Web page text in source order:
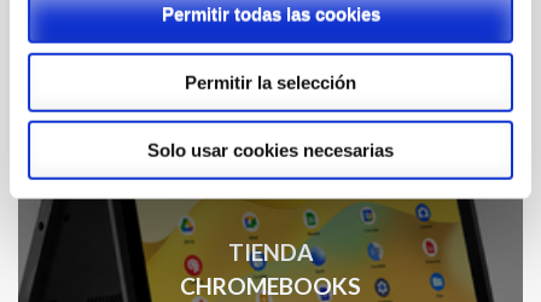
Permitir todas las cookies
Permitir la selección
Solo usar cookies necesarias
TIENDA
CHROMEBOOKS